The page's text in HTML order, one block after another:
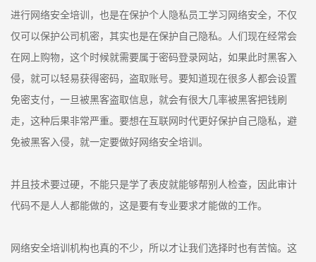
进行网络安全培训，也是在保护个人隐私员工学习网络安全，不仅
仅可以保护公司机密，其实也是在保护自己隐私。人们现在经常会
在网上购物，这个时候就需要属于密码登录网站，如果此时黑客入
侵，就可以轻易获得密码，盗取账号。要知道现在很多人都会设置
免密支付，一旦被黑客盗取信息，就会有很大几率被黑客把钱刷
走，这种后果非常严重。要想在互联网时代更好保护自己隐私，避
免被黑客入侵，就一定要做好网络安全培训。
并且技术要过硬，不能只是学了表皮就能够帮别人检查，因此审计
代码不是人人都能做的，这是要有专业要求才能做的工作。
网络安全培训机构也真的不少，所以才让我们选择时也有苦恼。这